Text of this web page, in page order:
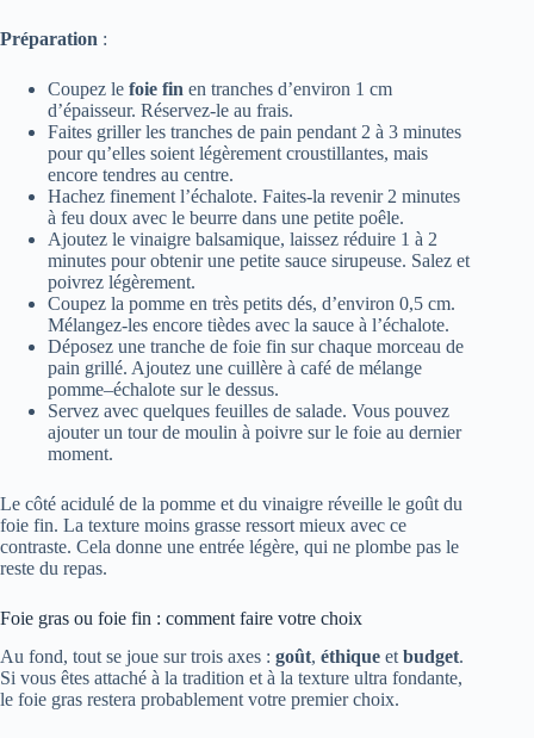
Préparation :
Coupez le foie fin en tranches d’environ 1 cm
d’épaisseur. Réservez-le au frais.
Faites griller les tranches de pain pendant 2 à 3 minutes
pour qu’elles soient légèrement croustillantes, mais
encore tendres au centre.
Hachez finement l’échalote. Faites-la revenir 2 minutes
à feu doux avec le beurre dans une petite poêle.
Ajoutez le vinaigre balsamique, laissez réduire 1 à 2
minutes pour obtenir une petite sauce sirupeuse. Salez et
poivrez légèrement.
Coupez la pomme en très petits dés, d’environ 0,5 cm.
Mélangez-les encore tièdes avec la sauce à l’échalote.
Déposez une tranche de foie fin sur chaque morceau de
pain grillé. Ajoutez une cuillère à café de mélange
pomme–échalote sur le dessus.
Servez avec quelques feuilles de salade. Vous pouvez
ajouter un tour de moulin à poivre sur le foie au dernier
moment.
Le côté acidulé de la pomme et du vinaigre réveille le goût du
foie fin. La texture moins grasse ressort mieux avec ce
contraste. Cela donne une entrée légère, qui ne plombe pas le
reste du repas.
Foie gras ou foie fin : comment faire votre choix
Au fond, tout se joue sur trois axes : goût, éthique etbudget.
Si vous êtes attaché à la tradition et à la texture ultra fondante,
le foie gras restera probablement votre premier choix.